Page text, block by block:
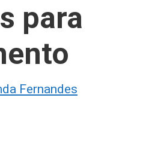
para
Fernandes